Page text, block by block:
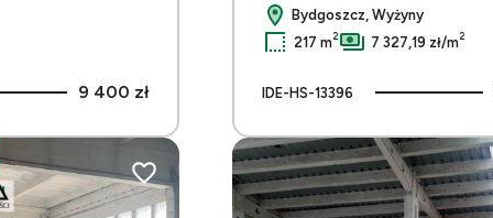
9 400 zł
Bydgoszcz, Wyżyny
217 m2 7 327,19 zł/m2
IDE-HS-13396
Dodaj do ulubionych